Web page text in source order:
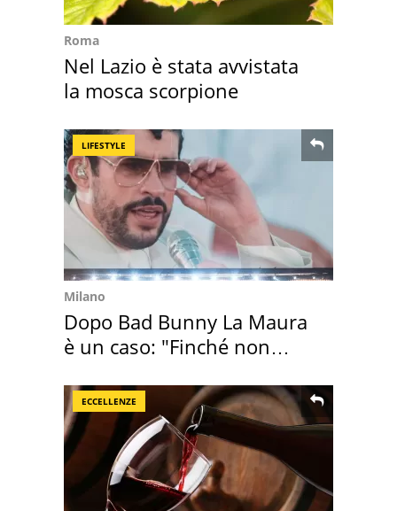
Roma
Nel Lazio è stata avvistata
la mosca scorpione
LIFESTYLE
Milano
Dopo Bad Bunny La Maura
è un caso: "Finché non
ECCELLENZE